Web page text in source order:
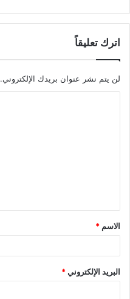
اترك تعليقاً
لن يتم نشر عنوان بريدك الإلكتروني.
ق
*
الاسم *
البريد الإلكتروني*